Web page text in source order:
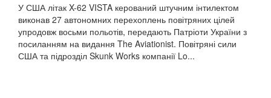
У США літак X-62 VISTA керований штучним інтилектом
виконав 27 автономних перехоплень повітряних цілей
упродовж восьми польотів, передають Патріоти України з
посиланням на видання The Aviationist. Повітряні сили
США та підрозділ Skunk Works компанії Lo...